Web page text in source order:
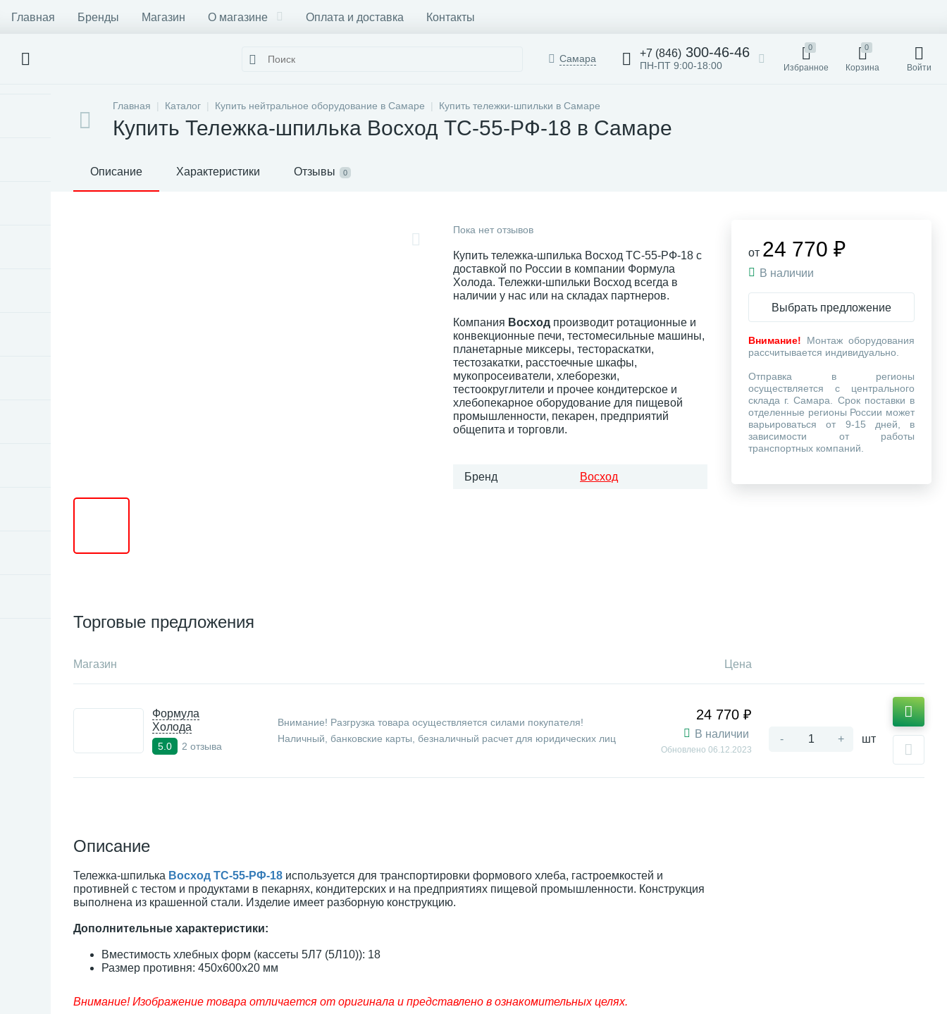
Главная Бренды Магазин О магазине Оплата и доставка Контакты
Самара +7 (846) 300-46-46
ПН-ПТ 9:00-18:00
0
Избранное
0
Корзина Войти
Главная Каталог Купить нейтральное оборудование в Самаре Купить тележки-шпильки в Самаре
Купить Тележка-шпилька Восход ТС-55-РФ-18 в Самаре
Описание Характеристики Отзывы 0
Пока нет отзывов
Купить тележка-шпилька Восход ТС-55-РФ-18 с
доставкой по России в компании Формула
Холода. Тележки-шпильки Восход всегда в
наличии у нас или на складах партнеров.
Компания Восход производит ротационные и
конвекционные печи, тестомесильные машины,
планетарные миксеры, тестораскатки,
тестозакатки, расстоечные шкафы,
мукопросеиватели, хлеборезки,
тестоокруглители и прочее кондитерское и
хлебопекарное оборудование для пищевой
промышленности, пекарен, предприятий
общепита и торговли.
Бренд Восход
Торговые предложения
Магазин Цена
Формула
Холода
5.0 2 отзыва
Внимание! Разгрузка товара осуществляется силами покупателя!
Наличный, банковские карты, безналичный расчет для юридических лиц
24 770 ₽
В наличии
Обновлено 06.12.2023
- + шт
Описание
Тележка-шпилька Восход ТС-55-РФ-18 используется для транспортировки формового хлеба, гастроемкостей и
противней с тестом и продуктами в пекарнях, кондитерских и на предприятиях пищевой промышленности. Конструкция
выполнена из крашенной стали. Изделие имеет разборную конструкцию.
Дополнительные характеристики:
Вместимость хлебных форм (кассеты 5Л7 (5Л10)): 18
Размер противня: 450х600х20 мм
Внимание! Изображение товара отличается от оригинала и представлено в ознакомительных целях.
от 24 770 ₽
В наличии
Выбрать предложение
Внимание! Монтаж оборудования
рассчитывается индивидуально.
Отправка в регионы
осуществляется с центрального
склада г. Самара. Срок поставки в
отделенные регионы России может
варьироваться от 9-15 дней, в
зависимости от работы
транспортных компаний.